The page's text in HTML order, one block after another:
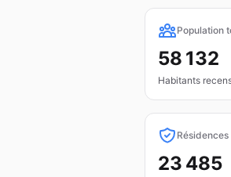
Population
58 132
Habitants
23 485